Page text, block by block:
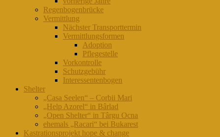
Regenbogenbrücke
Vermittlung
Nächster Transporttermin
Vermittlungsformen
Adoption
Pflegestelle
Vorkontrolle
Schutzgebühr
Interessentenbogen
Shelter
„Casa Seelen“ – Corbii Mari
„Help Azorel“ in Bârlad
„Open Shelter“ in Târgu Ocna
ehemals „Racari“ bei Bukarest
Kastrationsprojekt hope & change